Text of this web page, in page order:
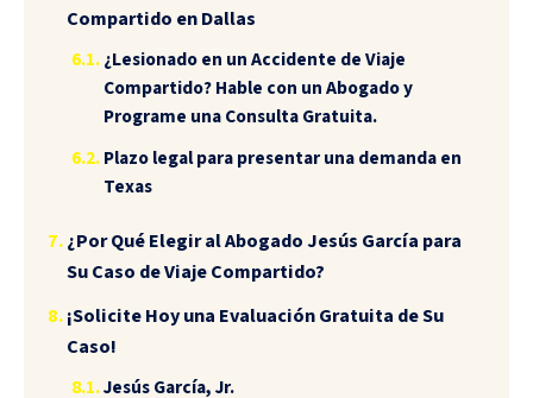
Compartido en Dallas
¿Lesionado en un Accidente de Viaje
Compartido? Hable con un Abogado y
Programe una Consulta Gratuita.
Plazo legal para presentar una demanda en
Texas
¿Por Qué Elegir al Abogado Jesús García para
Su Caso de Viaje Compartido?
¡Solicite Hoy una Evaluación Gratuita de Su
Caso!
Jesús García, Jr.